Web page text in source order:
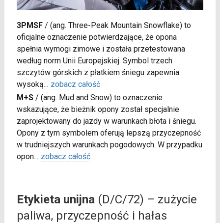
3PMSF/ (ang. Three-Peak Mountain Snowflake) to
oficjalne oznaczenie potwierdzające, że opona
spełnia wymogi zimowe i została przetestowana
według norm Unii Europejskiej. Symbol trzech
szczytów górskich z płatkiem śniegu zapewnia
wysoką... zobacz całość
M+S/ (ang. Mud and Snow) to oznaczenie
wskazujące, że bieżnik opony został specjalnie
zaprojektowany do jazdy w warunkach błota i śniegu.
Opony z tym symbolem oferują lepszą przyczepność
w trudniejszych warunkach pogodowych. W przypadku
opon... zobacz całość
Etykieta unijna(D/C/72) – zużycie
paliwa, przyczepność i hałas